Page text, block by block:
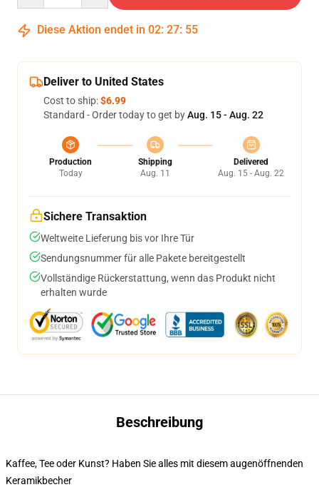
Diese Aktion endet in 02: 27: 55
Deliver to United States
Cost to ship:$6.99
Standard - Order today to get byAug. 15 - Aug. 22
Production
Today
Shipping
Aug. 11
Delivered
Aug. 15 - Aug. 22
Sichere Transaktion
Weltweite Lieferung bis vor Ihre Tür
Sendungsnummer für alle Pakete bereitgestellt
Vollständige Rückerstattung, wenn das Produkt nicht
erhalten wurde
Beschreibung
Kaffee, Tee oder Kunst? Haben Sie alles mit diesem augenöffnenden
Keramikbecher